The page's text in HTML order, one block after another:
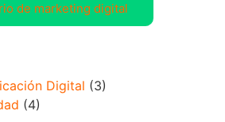
de marketing digital
Digital (3)
(4)